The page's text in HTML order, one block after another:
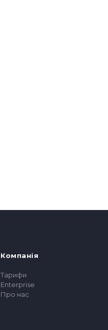
Компанія
Тарифи
Enterprise
Про нас